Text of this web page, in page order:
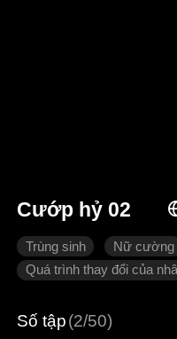
Cướp hỷ 02
Trùng sinh
Nữ cường
Quá trình thay đổi của
Số tập(2/50)